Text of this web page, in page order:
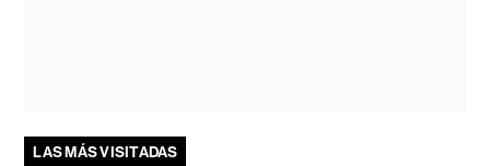
LAS MÁS VISITADAS